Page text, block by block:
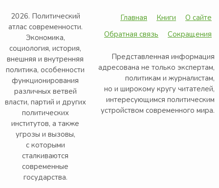
2026. Политический
атлас современности.
Экономика,
социология, история,
внешняя и внутренняя
политика, особенности
функционирования
различных ветвей
власти, партий и других
политических
институтов, а также
угрозы и вызовы,
с которыми
сталкиваются
современные
государства.
Главная Книги
О сайте
Обратная связь
Сокращения
Представленная информация
адресована не только экспертам,
политикам и журналистам,
но и широкому кругу читателей,
интересующимся политическим
устройством современного мира.